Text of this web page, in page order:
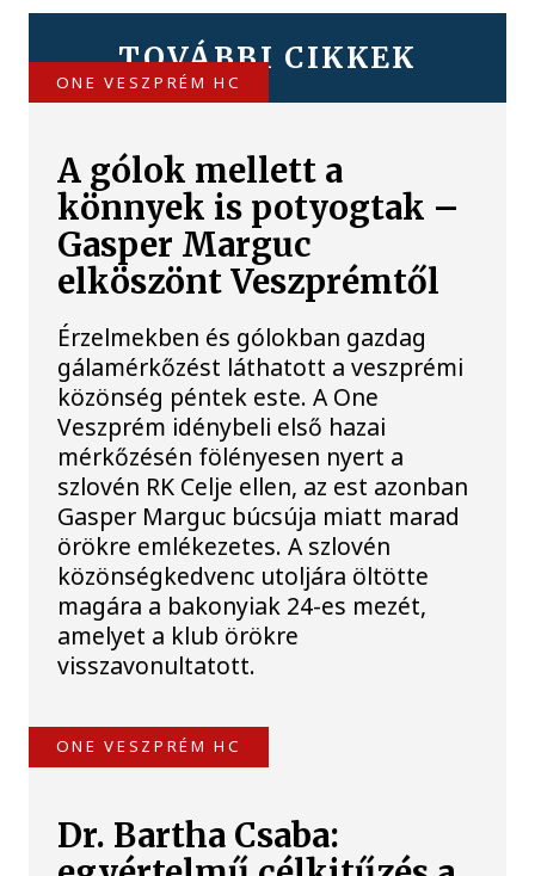
TOVÁBBI CIKKEK
ONE VESZPRÉM HC
A gólok mellett a
könnyek is potyogtak –
Gasper Marguc
elköszönt Veszprémtől
Érzelmekben és gólokban gazdag
gálamérkőzést láthatott a veszprémi
közönség péntek este. A One
Veszprém idénybeli első hazai
mérkőzésén fölényesen nyert a
szlovén RK Celje ellen, az est azonban
Gasper Marguc búcsúja miatt marad
örökre emlékezetes. A szlovén
közönségkedvenc utoljára öltötte
magára a bakonyiak 24-es mezét,
amelyet a klub örökre
visszavonultatott.
ONE VESZPRÉM HC
Dr. Bartha Csaba: